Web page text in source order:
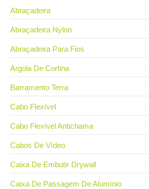
Abraçadeira
Abraçadeira Nylon
Abraçadeira Para Fios
Argola De Cortina
Barramento Terra
Cabo Flexível
Cabo Flexível Antichama
Cabos De Vídeo
Caixa De Embutir Drywall
Caixa De Passagem De Alumínio